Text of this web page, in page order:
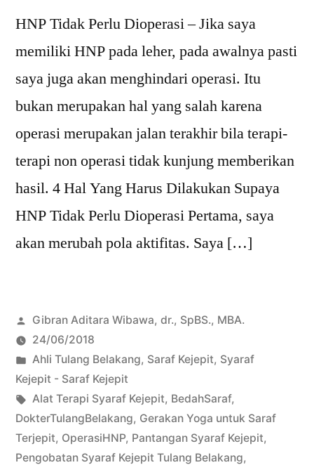
HNP Tidak Perlu Dioperasi – Jika saya
memiliki HNP pada leher, pada awalnya pasti
saya juga akan menghindari operasi. Itu
bukan merupakan hal yang salah karena
operasi merupakan jalan terakhir bila terapi-
terapi non operasi tidak kunjung memberikan
hasil. 4 Hal Yang Harus Dilakukan Supaya
HNP Tidak Perlu Dioperasi Pertama, saya
akan merubah pola aktifitas. Saya […]
Posted
by
Gibran Aditara Wibawa, dr., SpBS., MBA.
24/06/2018
Posted
in
Ahli Tulang Belakang, Saraf Kejepit, Syaraf
Kejepit - Saraf Kejepit
Tags:
Alat Terapi Syaraf Kejepit, BedahSaraf,
DokterTulangBelakang, Gerakan Yoga untuk Saraf
Terjepit, OperasiHNP, Pantangan Syaraf Kejepit,
Pengobatan Syaraf Kejepit Tulang Belakang,